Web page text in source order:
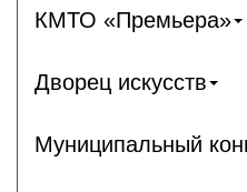
КМТО «Премьера»
Дворец искусств
Муниципальный